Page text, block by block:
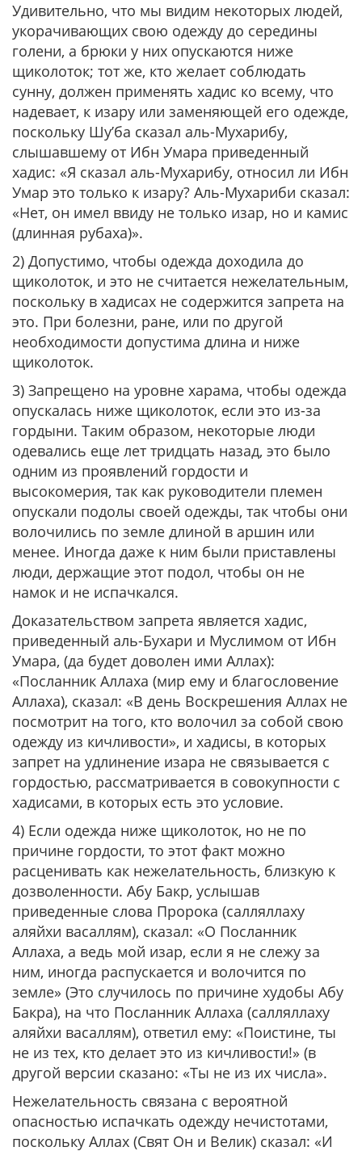
Удивительно, что мы видим некоторых людей,
укорачивающих свою одежду до середины
голени, а брюки у них опускаются ниже
щиколоток; тот же, кто желает соблюдать
сунну, должен применять хадис ко всему, что
надевает, к изару или заменяющей его одежде,
поскольку Шу’ба сказал аль-Мухарибу,
слышавшему от Ибн Умара приведенный
хадис: «Я сказал аль-Мухарибу, относил ли Ибн
Умар это только к изару? Аль-Мухариби сказал:
«Нет, он имел ввиду не только изар, но и камис
(длинная рубаха)».
2) Допустимо, чтобы одежда доходила до
щиколоток, и это не считается нежелательным,
поскольку в хадисах не содержится запрета на
это. При болезни, ране, или по другой
необходимости допустима длина и ниже
щиколоток.
3) Запрещено на уровне харама, чтобы одежда
опускалась ниже щиколоток, если это из-за
гордыни. Таким образом, некоторые люди
одевались еще лет тридцать назад, это было
одним из проявлений гордости и
высокомерия, так как руководители племен
опускали подолы своей одежды, так чтобы они
волочились по земле длиной в аршин или
менее. Иногда даже к ним были приставлены
люди, держащие этот подол, чтобы он не
намок и не испачкался.
Доказательством запрета является хадис,
приведенный аль-Бухари и Муслимом от Ибн
Умара, (да будет доволен ими Аллах):
«Посланник Аллаха (мир ему и благословение
Аллаха), сказал: «В день Воскрешения Аллах не
посмотрит на того, кто волочил за собой свою
одежду из кичливости», и хадисы, в которых
запрет на удлинение изара не связывается с
гордостью, рассматривается в совокупности с
хадисами, в которых есть это условие.
4) Если одежда ниже щиколоток, но не по
причине гордости, то этот факт можно
расценивать как нежелательность, близкую к
дозволенности. Абу Бакр, услышав
приведенные слова Пророка (салляллаху
аляйхи васаллям), сказал: «О Посланник
Аллаха, а ведь мой изар, если я не слежу за
ним, иногда распускается и волочится по
земле» (Это случилось по причине худобы Абу
Бакра), на что Посланник Аллаха (салляллаху
аляйхи васаллям), ответил ему: «Поистине, ты
не из тех, кто делает это из кичливости!» (в
другой версии сказано: «Ты не из их числа».
Нежелательность связана с вероятной
опасностью испачкать одежду нечистотами,
поскольку Аллах (Свят Он и Велик) сказал: «И